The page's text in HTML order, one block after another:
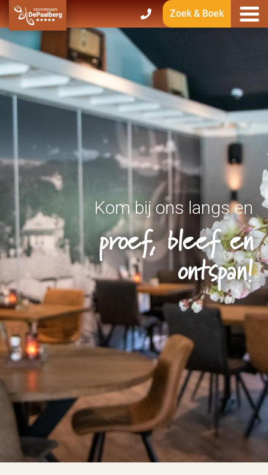
Zoek & Boek
Kom bij ons langs en
proef, bleef en
ontspan!